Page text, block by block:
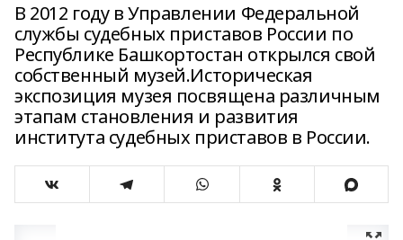
В 2012 году в Управлении Федеральной
службы судебных приставов России по
Республике Башкортостан открылся свой
собственный музей.Историческая
экспозиция музея посвящена различным
этапам становления и развития
института судебных приставов в России.